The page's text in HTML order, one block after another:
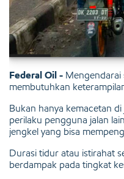
Federal Oil - Mengendarai
membutuhkan
Bukan hanya kemacetan
perilaku pengguna jalan
jengkel yang bisa
Durasi tidur atau istirahat
berdampak pada tingkat